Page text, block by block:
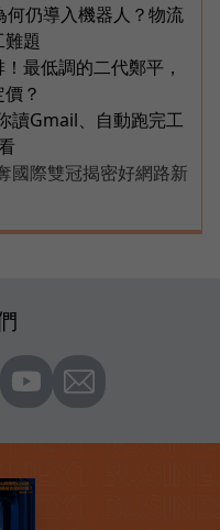
仍導入機器人？物流
題
最低調的二代鄭平，
？
讀Gmail、自動跑完工
國際雙冠揭密好網路新